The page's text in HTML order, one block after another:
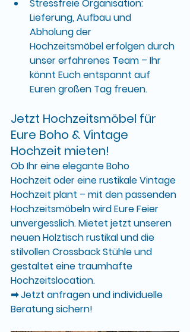
Stressfreie Organisation:
Lieferung, Aufbau und
Abholung der
Hochzeitsmöbel erfolgen durch
unser erfahrenes Team – Ihr
könnt Euch entspannt auf
Euren großen Tag freuen.
Jetzt Hochzeitsmöbel für
Eure Boho & Vintage
Hochzeit mieten!
Ob Ihr eine elegante Boho
Hochzeit oder eine rustikale Vintage
Hochzeit plant – mit den passenden
Hochzeitsmöbeln wird Eure Feier
unvergesslich. Mietet jetzt unseren
neuen Holztisch rustikal und die
stilvollen Crossback Stühle und
gestaltet eine traumhafte
Hochzeitslocation.
➡ Jetzt anfragen und individuelle
Beratung sichern!